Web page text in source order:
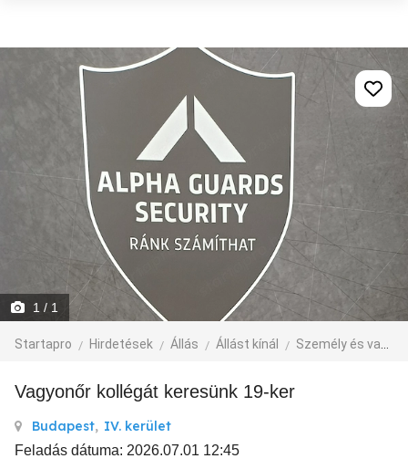
1 / 1
Startapro Hirdetések Állás Állást kínál Személy és vagyonvédelem
Vagyonőr kollégát keresünk 19-ker
Budapest, IV. kerület
Feladás dátuma: 2026.07.01 12:45